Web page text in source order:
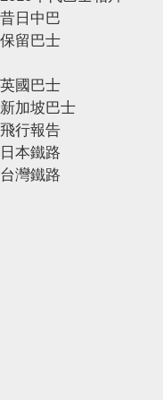
昔日中巴
保留巴士
英國巴士
新加坡巴士
飛行報告
日本鐵路
台灣鐵路